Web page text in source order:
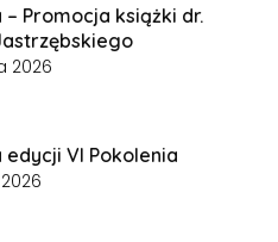
Promocja książki dr.
2026
VI Pokolenia